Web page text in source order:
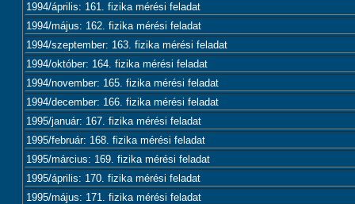
1994/április: 161. fizika mérési feladat
1994/május: 162. fizika mérési feladat
1994/szeptember: 163. fizika mérési feladat
1994/október: 164. fizika mérési feladat
1994/november: 165. fizika mérési feladat
1994/december: 166. fizika mérési feladat
1995/január: 167. fizika mérési feladat
1995/február: 168. fizika mérési feladat
1995/március: 169. fizika mérési feladat
1995/április: 170. fizika mérési feladat
1995/május: 171. fizika mérési feladat